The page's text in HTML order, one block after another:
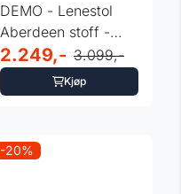
DEMO - Lenestol
Aberdeen stoff -
fargevalg
2.249,- 3.099,-
Kjøp
-20%